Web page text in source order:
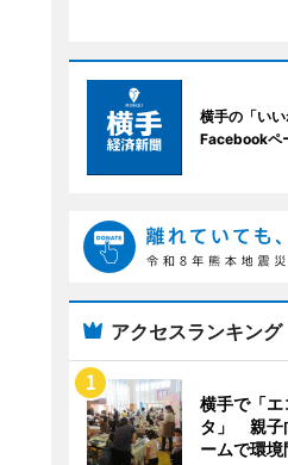
横手の「い
Facebookペ
アクセスランキング
横手で「エ
タ」 親子
ームで環境